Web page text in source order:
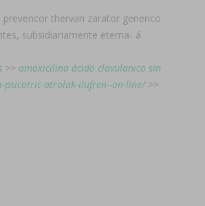
thervan zarator generico
subsidiariamente eterna- á
>> amoxicilina ácido clavulanico sin
psicotric-atrolak-ilufren--on-line/>>